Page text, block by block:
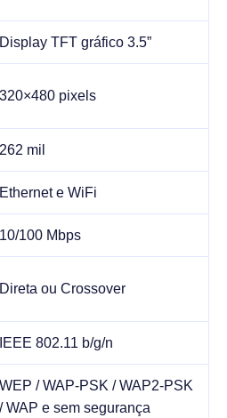
Display TFT gráfico 3.5”
320×480 pixels
262 mil
Ethernet e WiFi
10/100 Mbps
Direta ou Crossover
IEEE 802.11 b/g/n
WEP / WAP-PSK / WAP2-PSK
/ WAP e sem segurança